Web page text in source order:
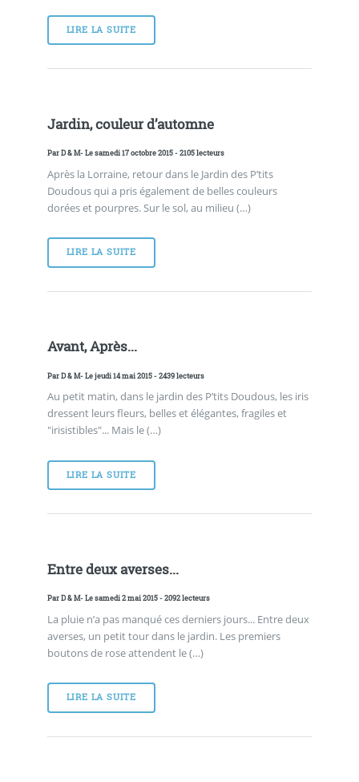
LIRE LA SUITE
Jardin, couleur d’automne
ParD & M- Le samedi 17 octobre 2015 - 2105 lecteurs
Après la Lorraine, retour dans le Jardin des P’tits
Doudous qui a pris également de belles couleurs
dorées et pourpres. Sur le sol, au milieu (…)
LIRE LA SUITE
Avant, Après...
ParD & M- Le jeudi 14 mai 2015 - 2439 lecteurs
Au petit matin, dans le jardin des P’tits Doudous, les iris
dressent leurs fleurs, belles et élégantes, fragiles et
"irisistibles"... Mais le (…)
LIRE LA SUITE
Entre deux averses...
ParD & M- Le samedi 2 mai 2015 - 2092 lecteurs
La pluie n’a pas manqué ces derniers jours... Entre deux
averses, un petit tour dans le jardin. Les premiers
boutons de rose attendent le (…)
LIRE LA SUITE